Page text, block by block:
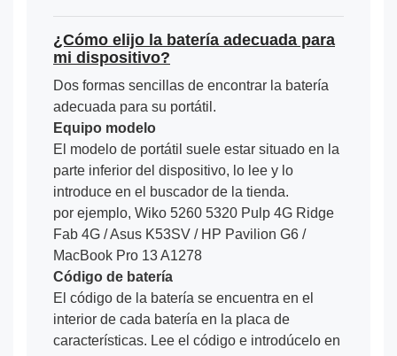
¿Cómo elijo la batería adecuada para
mi dispositivo?
Dos formas sencillas de encontrar la batería
adecuada para su portátil.
Equipo modelo
El modelo de portátil suele estar situado en la
parte inferior del dispositivo, lo lee y lo
introduce en el buscador de la tienda.
por ejemplo, Wiko 5260 5320 Pulp 4G Ridge
Fab 4G / Asus K53SV / HP Pavilion G6 /
MacBook Pro 13 A1278
Código de batería
El código de la batería se encuentra en el
interior de cada batería en la placa de
características. Lee el código e introdúcelo en